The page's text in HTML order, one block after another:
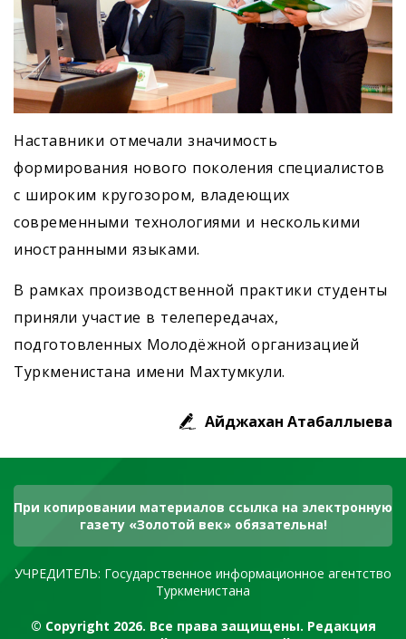
Наставники отмечали значимость
формирования нового поколения специалистов
с широким кругозором, владеющих
современными технологиями и несколькими
иностранными языками.
В рамках производственной практики студенты
приняли участие в телепередачах,
подготовленных Молодёжной организацией
Туркменистана имени Махтумкули.
Айджахан Атабаллыева
При копировании материалов ссылка на электронную
газету «Золотой век» обязательна!
УЧРЕДИТЕЛЬ: Государственное информационное агентство
Туркменистана
© Copyright 2026. Все права защищены. Редакция